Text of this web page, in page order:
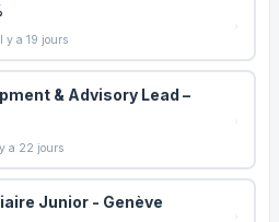
y a 19 jours
& Advisory Lead –
a 22 jours
Junior - Genève